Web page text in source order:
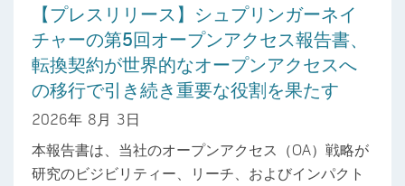
【プレスリリース】シュプリンガーネイ
チャーの第5回オープンアクセス報告書、
転換契約が世界的なオープンアクセスへ
の移行で引き続き重要な役割を果たす
2026年 8月 3日
本報告書は、当社のオープンアクセス（OA）戦略が
研究のビジビリティー、リーチ、およびインパクト